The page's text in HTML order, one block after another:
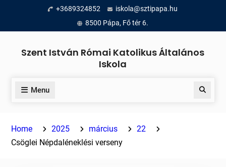
content
+3689324852
iskola@sztipapa.hu
8500 Pápa, Fő tér 6.
Szent István Római Katolikus Általános
Iskola
Menu Search
Home 2025 március
22
Csöglei Népdaléneklési verseny